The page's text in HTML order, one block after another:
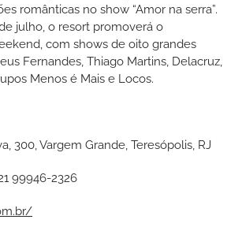
românticas no show “Amor na serra”.
julho, o resort promoverá o
com shows de oito grandes
Fernandes, Thiago Martins, Delacruz,
Menos é Mais e Locos.
300, Vargem Grande, Teresópolis, RJ
99946-2326